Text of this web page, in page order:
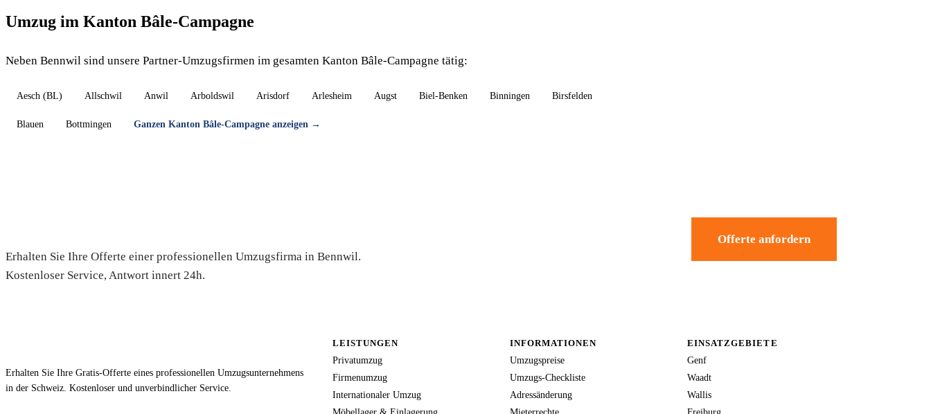
Umzug im Kanton Bâle-Campagne
Neben Bennwil sind unsere Partner-Umzugsfirmen im gesamten Kanton Bâle-Campagne tätig:
Aesch (BL) Allschwil Anwil Arboldswil Arisdorf Arlesheim Augst Biel-Benken Binningen Birsfelden
Blauen Bottmingen Ganzen Kanton Bâle-Campagne anzeigen →
Erhalten Sie Ihre Offerte einer professionellen Umzugsfirma in Bennwil.
Kostenloser Service, Antwort innert 24h.
Offerte anfordern
Erhalten Sie Ihre Gratis-Offerte eines professionellen Umzugsunternehmens
in der Schweiz. Kostenloser und unverbindlicher Service.
LEISTUNGEN
Privatumzug
Firmenumzug
Internationaler Umzug
Möbellager & Einlagerung
INFORMATIONEN
Umzugspreise
Umzugs-Checkliste
Adressänderung
Mieterrechte
EINSATZGEBIETE
Genf
Waadt
Wallis
Freiburg